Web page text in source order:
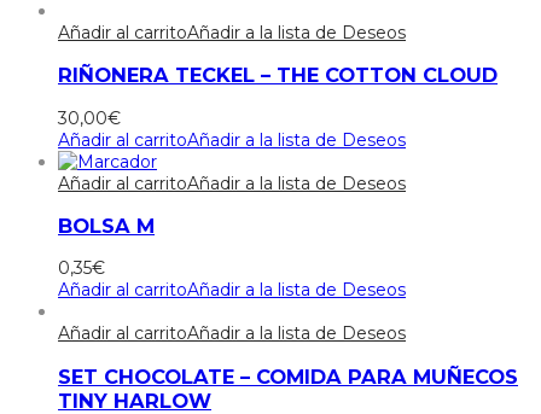
Añadir al carritoAñadir a la lista de Deseos
RIÑONERA TECKEL – THE COTTON CLOUD
30,00€
Añadir al carritoAñadir a la lista de Deseos
Añadir al carritoAñadir a la lista de Deseos
BOLSA M
0,35€
Añadir al carritoAñadir a la lista de Deseos
Añadir al carritoAñadir a la lista de Deseos
SET CHOCOLATE – COMIDA PARA MUÑECOS
TINY HARLOW